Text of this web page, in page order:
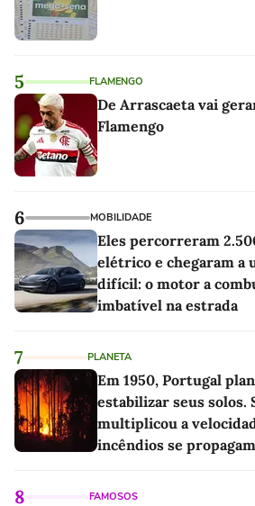
5 FLAMENGO
De Arrascaeta vai
Flamengo
6 MOBILIDADE
Eles percorreram
elétrico e chegaram a
difícil: o motor a
imbatível na estrada
7 PLANETA
Em 1950, Portugal
estabilizar seus solos.
multiplicou a
incêndios se propagam
8 FAMOSOS